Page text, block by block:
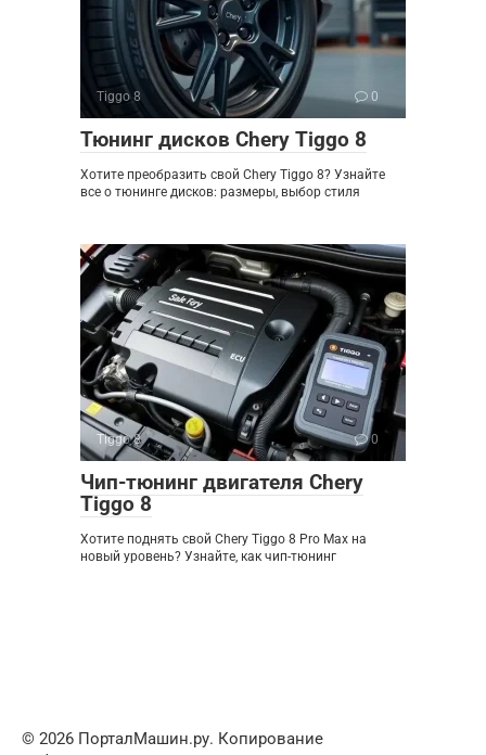
Tiggo 8 0
Тюнинг дисков Chery Tiggo 8
Хотите преобразить свой Chery Tiggo 8? Узнайте
все о тюнинге дисков: размеры, выбор стиля
Tiggo 8 0
Чип-тюнинг двигателя Chery
Tiggo 8
Хотите поднять свой Chery Tiggo 8 Pro Max на
новый уровень? Узнайте, как чип-тюнинг
© 2026 ПорталМашин.ру. Копирование